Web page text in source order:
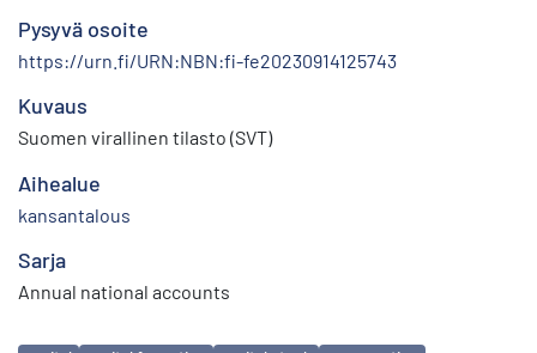
Pysyvä osoite
https://urn.fi/URN:NBN:fi-fe20230914125743
Kuvaus
Suomen virallinen tilasto (SVT)
Aihealue
kansantalous
Sarja
Annual national accounts
Avainsanat